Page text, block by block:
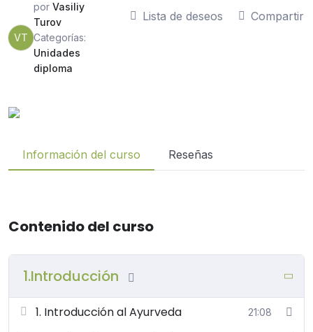
VT
por Vasiliy
Turov
Categorías:
Unidades
diploma
Lista de deseos Compartir
Información del curso Reseñas
Contenido del curso
1.Introducción
1. Introducción al Ayurveda 21:08